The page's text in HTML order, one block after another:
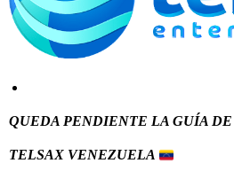
QUEDA PENDIENTE LA GUÍA
TELSAX VENEZUELA